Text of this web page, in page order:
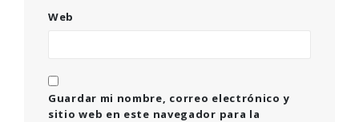
Web
Guardar mi nombre, correo electrónico y
sitio web en este navegador para la